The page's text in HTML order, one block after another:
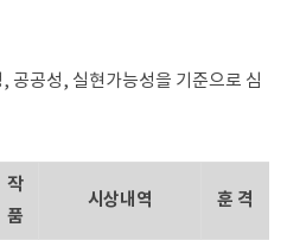
공성, 실현가능성을 기준으로 심
작
품
시상내역 훈 격